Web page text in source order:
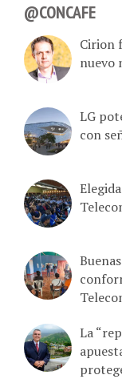
@CONCAFE
Cirion
nuevo
LG
con
La